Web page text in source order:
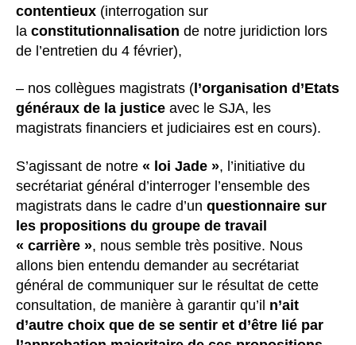
contentieux (interrogation sur
la constitutionnalisation de notre juridiction lors
de l’entretien du 4 février),
– nos collègues magistrats ( l’organisation d’Etats
généraux de la justice avec le SJA, les
magistrats financiers et judiciaires est en cours).
S’agissant de notre « loi Jade », l’initiative du
secrétariat général d’interroger l’ensemble des
magistrats dans le cadre d’un questionnaire sur
les propositions du groupe de travail
« carrière », nous semble très positive. Nous
allons bien entendu demander au secrétariat
général de communiquer sur le résultat de cette
consultation, de manière à garantir qu’il n’ait
d’autre choix que de se sentir et d’être lié par